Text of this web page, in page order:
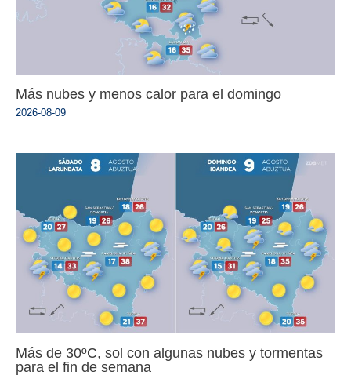
Más nubes y menos calor para el domingo
2026-08-09
Más de 30ºC, sol con algunas nubes y tormentas
para el fin de semana